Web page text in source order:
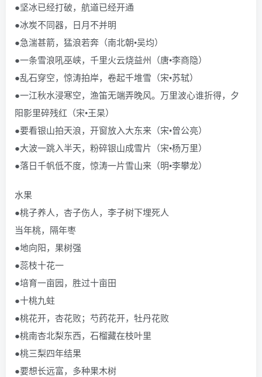
●坚冰已经打破，航道已经开通
●冰炭不同器，日月不并明
●急湍甚箭，猛浪若奔（南北朝•吴均）
●一条雪浪吼巫峡，千里火云烧益州（唐•李商隐）
●乱石穿空，惊涛拍岸，卷起千堆雪（宋•苏轼）
●一江秋水浸寒空，渔笛无端弄晚风。万里波心谁折得，夕
阳影里碎残红（宋•王杲）
●要看银山拍天浪，开窗放入大东来（宋•曾公亮）
●大波一跳入半天，粉碎银山成雪片（宋•杨万里）
●落日千帆低不度，惊涛一片雪山来（明•李攀龙）
水果
●桃子养人，杏子伤人，李子树下埋死人
当年桃，隔年枣
●地向阳，果树强
●蕊枝十花一
●培育一亩园，胜过十亩田
●十桃九蛀
●桃花开，杏花败；芍药花开，牡丹花败
●桃南杏北梨东西，石榴藏在枝叶里
●桃三梨四年结果
●要想长远富，多种果木树